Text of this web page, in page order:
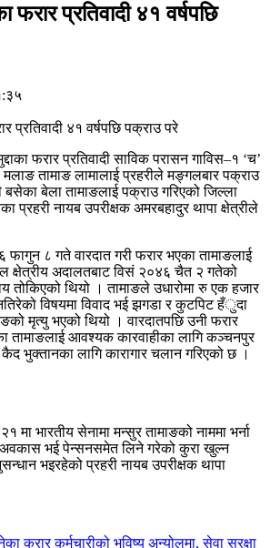
फरार प्रतिवादी ४१ वर्षपछि
फरार प्रतिवादी साविक परासन गाविस–१ ‘च’
मलाङ तामाङ लामालाई प्रहरीले मङ्गलबार पक्राउ
बेला तामाङलाई पक्राउ गरिएको जिल्ला
प्रहरी नायब उपरीक्षक अमरबहादुर थापा क्षेत्रीले
८ गते वारदात गरी फरार भएका तामाङलाई
क्षेत्रीय अदालतबाट विसं २०४६ चैत २ गतेको
थियो । तामाङले उधारोमा रु एक हजार
विषयमा विवाद भई झगडा र कुटपिट हँुदा
मृत्यु भएको थियो । वारदातपछि उनी फरार
तामाङलाई आवश्यक कारवाहीका लागि कञ्चनपुर
भुक्तानका लागि कारागार चलान गरिएको छ ।
मा भारतीय सेनामा मन्सुर तामाङको नाममा भर्ना
अवकास भई पेन्सनसमेत लिने गरेको कुरा खुल्न
भइरहेको प्रहरी नायब उपरीक्षक थापा
करार कर्मचारीको भविष्य अन्योलमा, सेवा सुरक्षा